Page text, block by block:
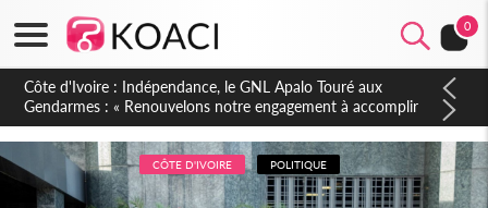
0
Sierra Leone : Un projet de réforme constitutionnelle en
gestation, points clés des amendements, un exclu d'avance
CÔTE D'IVOIRE POLITIQUE